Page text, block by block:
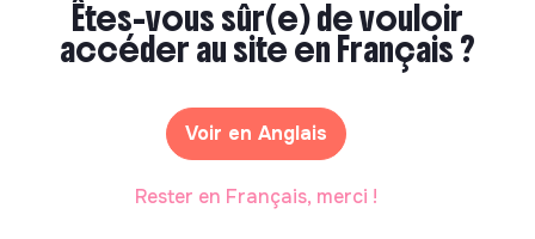
Compétences & formations
énergétique des bâtiments
Marianne Roussel•21 janvier 2025
Êtes-vous sûr(e) de vouloir
accéder au site en Français ?
Voir en Anglais
Rester en Français, merci !